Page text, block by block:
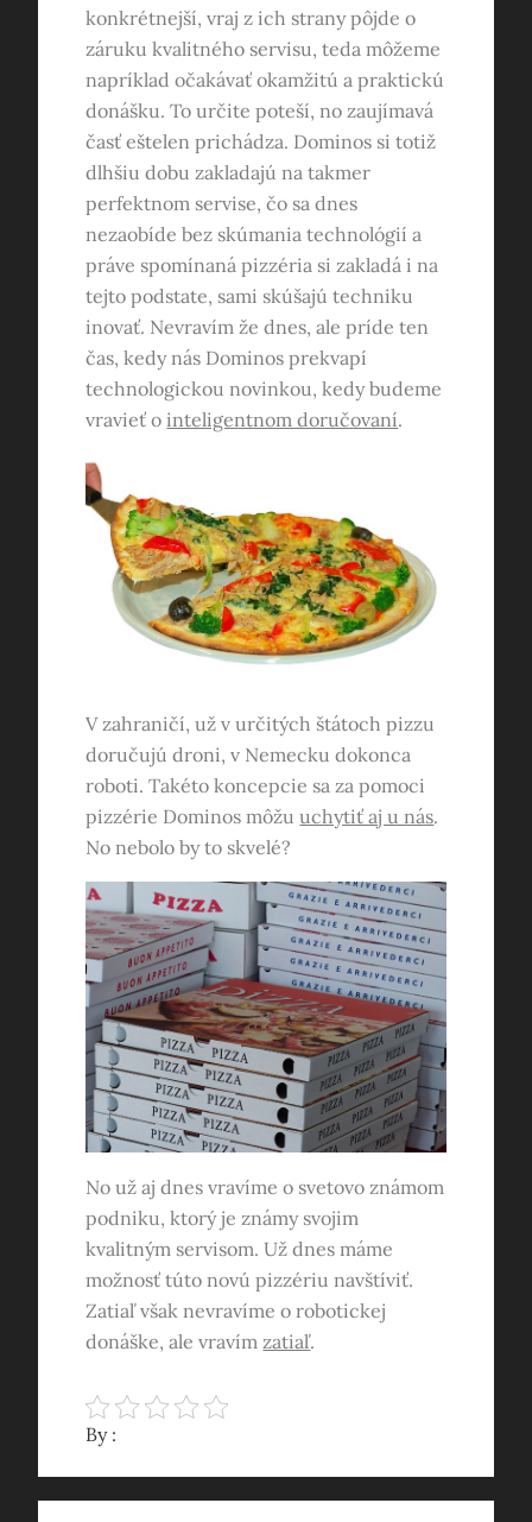
konkrétnejší, vraj z ich strany pôjde o
záruku kvalitného servisu, teda môžeme
napríklad očakávať okamžitú a praktickú
donášku. To určite poteší, no zaujímavá
časť eštelen prichádza. Dominos si totiž
dlhšiu dobu zakladajú na takmer
perfektnom servise, čo sa dnes
nezaobíde bez skúmania technológií a
práve spomínaná pizzéria si zakladá i na
tejto podstate, sami skúšajú techniku
inovať. Nevravím že dnes, ale príde ten
čas, kedy nás Dominos prekvapí
technologickou novinkou, kedy budeme
vravieť ointeligentnom doručovaní.
V zahraničí, už v určitých štátoch pizzu
doručujú droni, v Nemecku dokonca
roboti. Takéto koncepcie sa za pomoci
pizzérie Dominos môžuuchytiť aj u nás.
No nebolo by to skvelé?
No už aj dnes vravíme o svetovo známom
podniku, ktorý je známy svojim
kvalitným servisom. Už dnes máme
možnosť túto novú pizzériu navštíviť.
Zatiaľ však nevravíme o robotickej
donáške, ale vravím zatiaľ.
By :